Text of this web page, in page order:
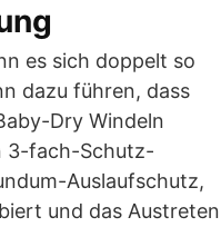
es sich doppelt so
dazu führen, dass
Dry Windeln
3-fach-Schutz-
Auslaufschutz,
und das Austreten